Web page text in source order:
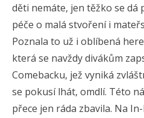
děti nemáte, jen těžko se dá
péče o malá stvoření i
Poznala to už i oblíbená
která se navždy divákům
Comebacku, jež vyniká
se pokusí lhát, omdlí. Této
přece jen ráda zbavila. Na